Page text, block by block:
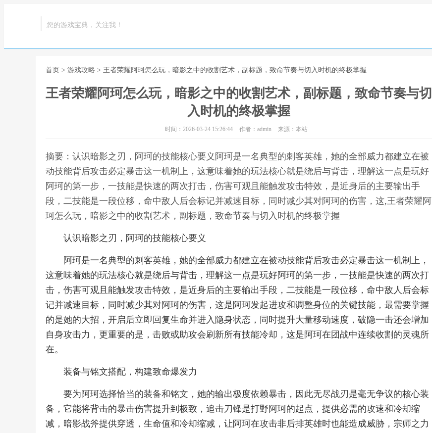
您的游戏宝典，关注我！
首页 > 游戏攻略 > 王者荣耀阿珂怎么玩，暗影之中的收割艺术，副标题，致命节奏与切入时机的终极掌握
王者荣耀阿珂怎么玩，暗影之中的收割艺术，副标题，致命节奏与切
入时机的终极掌握
时间：2026-03-24 15:26:44 作者：admin 来源：本站
摘要：认识暗影之刃，阿珂的技能核心要义阿珂是一名典型的刺客英雄，她的全部威力都建立在被
动技能背后攻击必定暴击这一机制上，这意味着她的玩法核心就是绕后与背击，理解这一点是玩好
阿珂的第一步，一技能是快速的两次打击，伤害可观且能触发攻击特效，是近身后的主要输出手
段，二技能是一段位移，命中敌人后会标记并减速目标，同时减少其对阿珂的伤害，这,王者荣耀阿
珂怎么玩，暗影之中的收割艺术，副标题，致命节奏与切入时机的终极掌握
认识暗影之刃，阿珂的技能核心要义
阿珂是一名典型的刺客英雄，她的全部威力都建立在被动技能背后攻击必定暴击这一机制上，
这意味着她的玩法核心就是绕后与背击，理解这一点是玩好阿珂的第一步，一技能是快速的两次打
击，伤害可观且能触发攻击特效，是近身后的主要输出手段，二技能是一段位移，命中敌人后会标
记并减速目标，同时减少其对阿珂的伤害，这是阿珂发起进攻和调整身位的关键技能，最需要掌握
的是她的大招，开启后立即回复生命并进入隐身状态，同时提升大量移动速度，破隐一击还会增加
自身攻击力，更重要的是，击败或助攻会刷新所有技能冷却，这是阿珂在团战中连续收割的灵魂所
在。
装备与铭文搭配，构建致命爆发力
要为阿珂选择恰当的装备和铭文，她的输出极度依赖暴击，因此无尽战刃是毫无争议的核心装
备，它能将背击的暴击伤害提升到极致，追击刀锋是打野阿珂的起点，提供必需的攻速和冷却缩
减，暗影战斧提供穿透，生命值和冷却缩减，让阿珂在攻击非后排英雄时也能造成威胁，宗师之力